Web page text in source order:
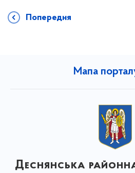
Попередня
Мапа
Деснянська